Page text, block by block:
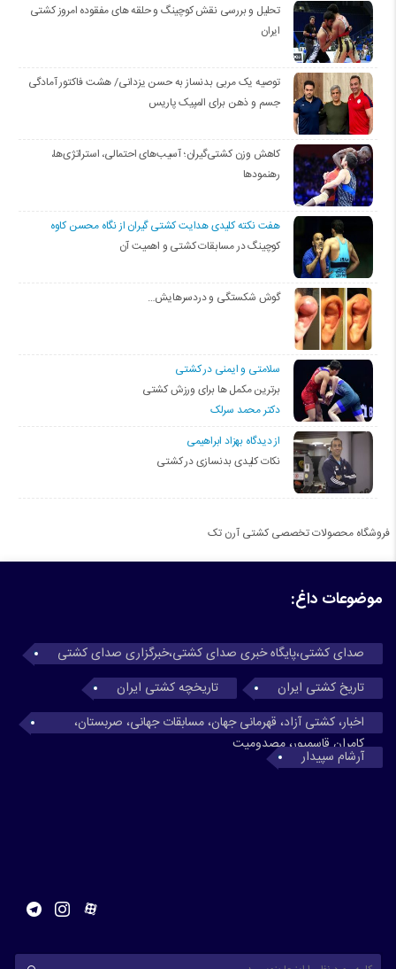
تحلیل و بررسی نقش کوچینگ و حلقه های مفقوده امروز کشتی
ایران
توصیه یک مربی بدنساز به حسن یزدانی/ هشت فاکتور آمادگی
جسم و ذهن برای المپیک پاریس
کاهش وزن کشتی‌گیران؛ آسیب‌های احتمالی، استراتژی‌ها،
رهنمودها
هفت نکته کلیدی هدایت کشتی گیران از نگاه محسن کاوه
کوچینگ در مسابقات کشتی و اهمیت آن
گوش شکستگی و دردسرهایش…
سلامتی و ایمنی در کشتی
برترین مکمل ها برای ورزش کشتی
دکتر محمد سرلک
از دیدگاه بهزاد ابراهیمی
نکات کلیدی بدنسازی در کشتی
فروشگاه محصولات تخصصی کشتی آرن تک
موضوعات داغ:
صدای کشتی،پایگاه خبری صدای کشتی،خبرگزاری صدای کشتی
تاریخ کشتی ایران
تاریخچه کشتی ایران
اخبار، کشتی آزاد، قهرمانی جهان، مسابقات جهانی، صربستان،
کامران قاسمپور، مصدومیت
آرشام سپیدار